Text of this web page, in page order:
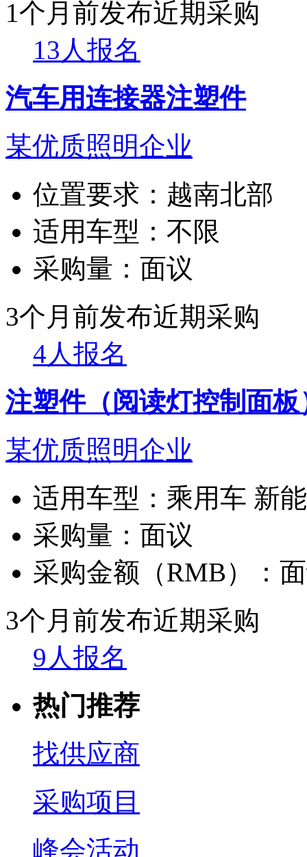
1个月前发布近期采购
13人报名
汽车用连接器注塑件
某优质照明企业
位置要求： 越南北部
适用车型： 不限
采购量： 面议
3个月前发布近期采购
4人报名
注塑件（阅读灯控制面板
某优质照明企业
适用车型： 乘用车 新
采购量： 面议
采购金额（RMB）：
3个月前发布近期采购
9人报名
热门推荐
找供应商
采购项目
峰会活动